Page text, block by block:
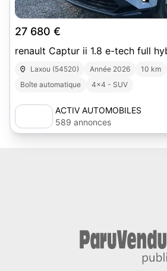
27 680 €
renault Captur ii 1.8 e-tech full
Laxou (54520) Année 2026 10 km
Boîte automatique
4x4 - SUV
ACTIV AUTOMOBILES
589 annonces